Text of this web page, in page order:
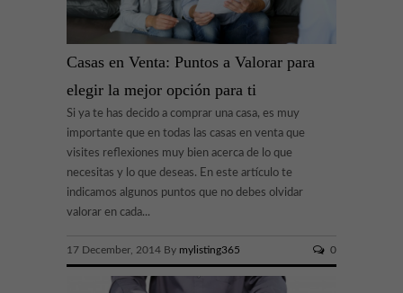
Casas en Venta: Puntos a Valorar para
elegir la mejor opción para ti
Si ya te has decido a comprar una casa, es muy
importante que en todas las casas en venta que
visites reflexiones muy bien acerca de lo que
necesitas y lo que deseas. En este artículo te
indicamos algunos puntos que no debes olvidar
valorar en cada...
17 December, 2014 By mylisting365 0